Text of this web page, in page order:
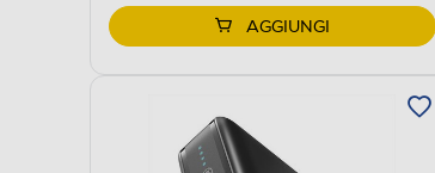
AGGIUNGI